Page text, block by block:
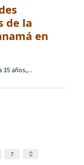
de la
en
35 años,...
7